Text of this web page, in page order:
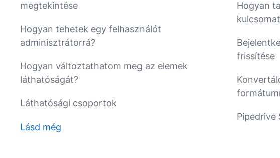
megtekintése
Hogyan tehetek egy felhasználót
adminisztrátorrá?
Hogyan változtathatom meg az elemek
láthatóságát?
Láthatósági csoportok
Lásd még
Hogyan
kulcsomat
frissítése
Pipedrive